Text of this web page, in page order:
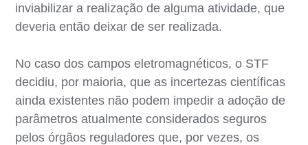
inviabilizar a realização de alguma atividade, que
deveria então deixar de ser realizada.
No caso dos campos eletromagnéticos, o STF
decidiu, por maioria, que as incertezas científicas
ainda existentes não podem impedir a adoção de
parâmetros atualmente considerados seguros
pelos órgãos reguladores que, por vezes, os